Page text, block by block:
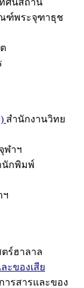
ฑ์พระจุฑาธุช
สำนักงานวิทย
ฬาฯ
นักพิมพ์
ฯ
ร์ฮาลาล
ะของเสีย
ารสารและของ